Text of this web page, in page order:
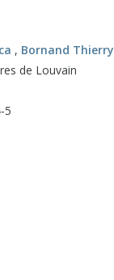
, Bornand Thierry
de Louvain
5